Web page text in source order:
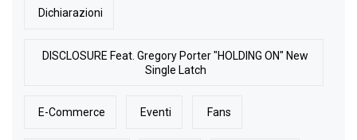
Dichiarazioni
DISCLOSURE Feat. Gregory Porter "HOLDING ON" New
Single Latch
E-Commerce Eventi Fans